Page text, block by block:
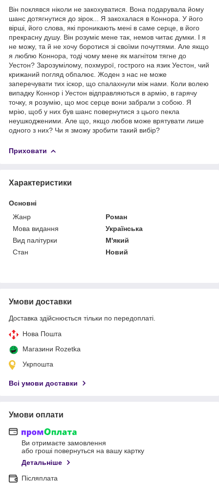
Він поклявся ніколи не закохуватися. Вона подарувала йому
шанс дотягнутися до зірок... Я закохалася в Коннора. У його
вірші, його слова, які проникають мені в саме серце, в його
прекрасну душу. Він розуміє мене так, немов читає думки. І я
не можу, та й не хочу боротися зі своїми почуттями. Але якщо
я люблю Коннора, тоді чому мене як магнітом тягне до
Уестон? Зарозумілому, похмурої, гострого на язик Уестон, чий
крижаний погляд обпалює. Жоден з нас не може
заперечувати тих іскор, що спалахнули між нами. Коли волею
випадку Коннор і Уестон відправляються в армію, в гарячу
точку, я розумію, що моє серце вони забрали з собою. Я
мрію, щоб у них був шанс повернутися з цього пекла
неушкодженими. Але що, якщо любов може врятувати лише
одного з них? Чи я зможу зробити такий вибір?
Приховати
Характеристики
Основні
Жанр
Роман
Мова видання
Українська
Вид палітурки
М'який
Стан
Новий
Умови доставки
Доставка здійснюється тільки по передоплаті.
Нова Пошта
Магазини Rozetka
Укрпошта
Всі умови доставки
Умови оплати
Ви отримаєте замовлення
або гроші повернуться на вашу картку
Детальніше
Післяплата